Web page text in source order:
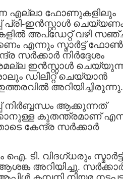
എല്ലാ ഫോണുകളിലും
ഇൻസ്റ്റാൾ
അപ്ഡേറ്റ് വഴി
എന്നും സ്മാർട്ട് ഫോൺ
സർക്കാർ നിർദ്ദേശം
ഇൻസ്റ്റാൾ
ഡിലീറ്റ് ചെയ്യാൻ
അറിയിച്ചിരുന്നു.
ആക്കുന്നത്
കുതന്ത്രമാണ്
കേന്ദ്ര സർക്കാർ
ഐ. ടി. വിദഗ്‌ധരും സ്മാർട്ട്
അറിയിച്ചു.